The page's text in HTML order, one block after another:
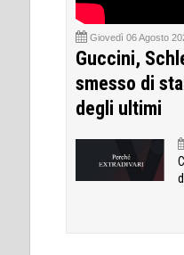
Giovedì 06 Agosto
Guccini,
smesso di
degli ultimi